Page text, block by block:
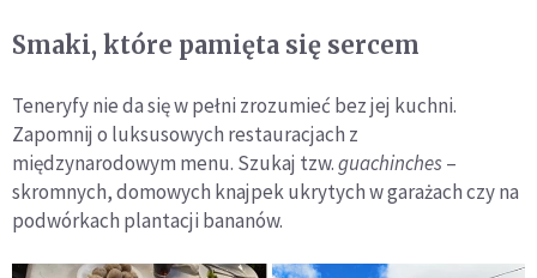
Smaki, które pamięta się sercem
Teneryfy nie da się w pełni zrozumieć bez jej kuchni.
Zapomnij o luksusowych restauracjach z
międzynarodowym menu. Szukaj tzw.guachinches–
skromnych, domowych knajpek ukrytych w garażach czy na
podwórkach plantacji bananów.